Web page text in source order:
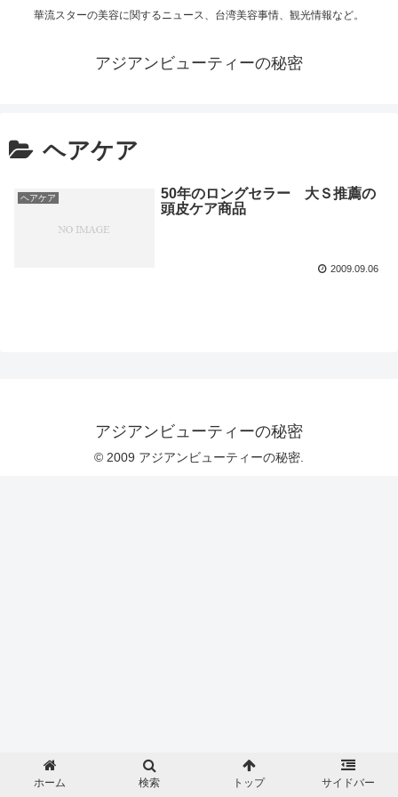
華流スターの美容に関するニュース、台湾美容事情、観光情報など。
アジアンビューティーの秘密
ヘアケア
ヘアケア
50年のロングセラー 大Ｓ推薦の
頭皮ケア商品
2009.09.06
アジアンビューティーの秘密
© 2009 アジアンビューティーの秘密.
ホーム 検索 トップ サイドバー